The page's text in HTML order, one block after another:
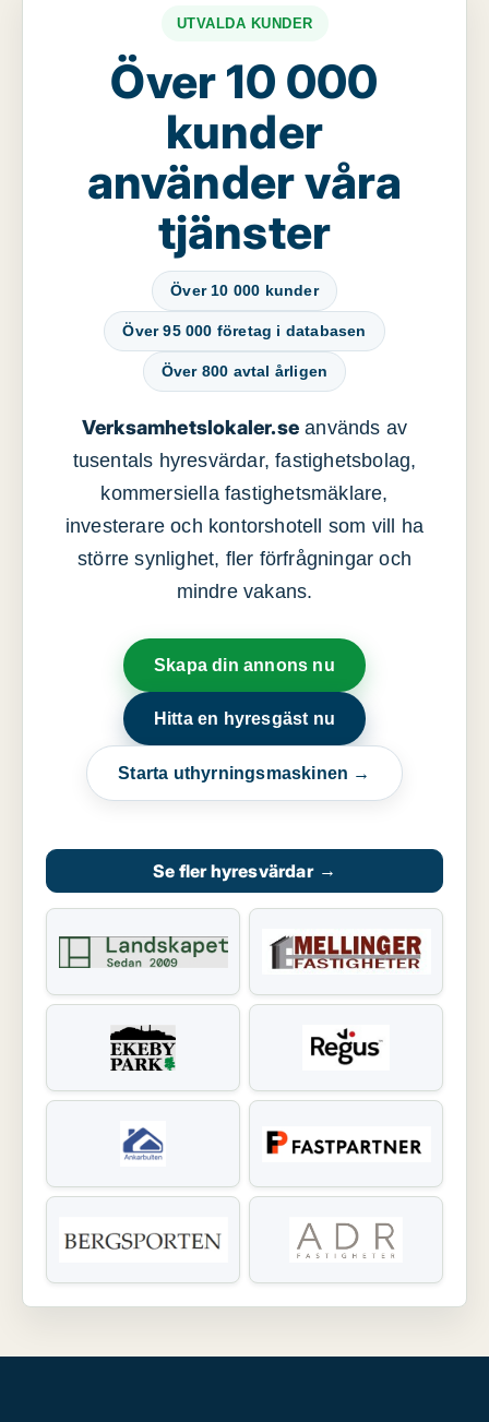
UTVALDA KUNDER
Över 10 000
kunder
använder våra
tjänster
Över 10 000 kunder
Över 95 000 företag i databasen
Över 800 avtal årligen
Verksamhetslokaler.se används av
tusentals hyresvärdar, fastighetsbolag,
kommersiella fastighetsmäklare,
investerare och kontorshotell som vill ha
större synlighet, fler förfrågningar och
mindre vakans.
Skapa din annons nu
Hitta en hyresgäst nu
Starta uthyrningsmaskinen →
Se fler hyresvärdar →